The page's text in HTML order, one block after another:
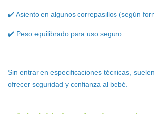
✔️ Asiento en algunos correpasillos (según
✔️ Peso equilibrado para uso seguro
Sin entrar en especificaciones técnicas,
ofrecer seguridad y confianza al bebé.